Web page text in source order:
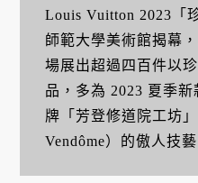
Louis Vuitton 2023「
師範大學美術館揭幕
場展出超過四百件以
品，多為 2023 夏季
牌「芳登修道院工坊
Vendôme）的傲人技藝